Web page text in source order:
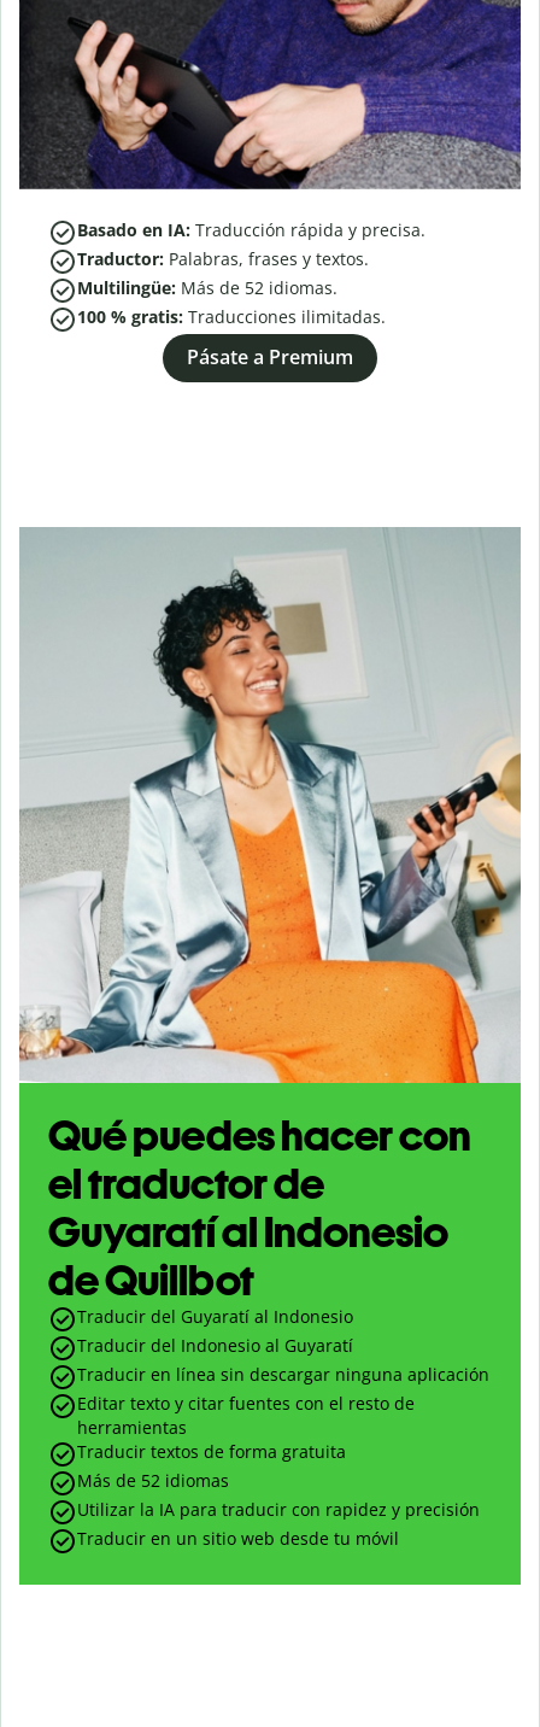
Basado en IA: Traducción rápida y precisa.
Traductor: Palabras, frases y textos.
Multilingüe: Más de 52 idiomas.
100 % gratis: Traducciones ilimitadas.
Pásate a Premium
Qué puedes hacer con
el traductor de
Guyaratí al Indonesio
de Quillbot
Traducir del Guyaratí al Indonesio
Traducir del Indonesio al Guyaratí
Traducir en línea sin descargar ninguna aplicación
Editar texto y citar fuentes con el resto de
herramientas
Traducir textos de forma gratuita
Más de 52 idiomas
Utilizar la IA para traducir con rapidez y precisión
Traducir en un sitio web desde tu móvil